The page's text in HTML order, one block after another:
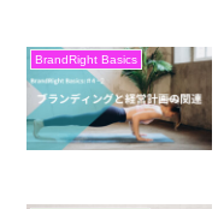
BrandRight Basics